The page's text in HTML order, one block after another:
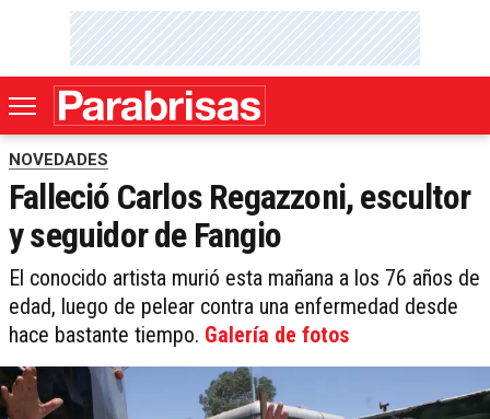
NOVEDADES
Falleció Carlos Regazzoni, escultor
y seguidor de Fangio
El conocido artista murió esta mañana a los 76 años de
edad, luego de pelear contra una enfermedad desde
hace bastante tiempo. Galería de fotos